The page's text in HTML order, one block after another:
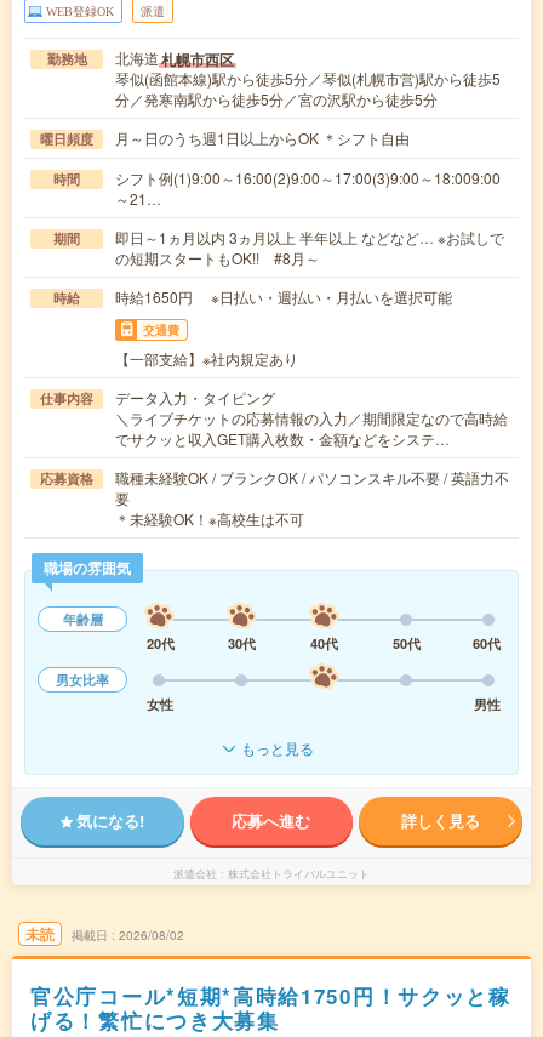
WEB登録OK 派遣
勤務地 北海道札幌市西区
琴似(函館本線)駅から徒歩5分／琴似(札幌市営)駅から徒歩5
分／発寒南駅から徒歩5分／宮の沢駅から徒歩5分
曜日頻度 月～日のうち週1日以上からOK ＊シフト自由
時間
シフト例(1)9:00～16:00(2)9:00～17:00(3)9:00～18:009:00
～21…
期間
即日～1ヵ月以内 3ヵ月以上 半年以上 などなど… ※お試しで
の短期スタートもOK!! #8月～
時給 時給1650円 ※日払い・週払い・月払いを選択可能
交通費
【一部支給】※社内規定あり
仕事内容
データ入力・タイピング
＼ライブチケットの応募情報の入力／期間限定なので高時給
でサクッと収入GET購入枚数・金額などをシステ…
応募資格
職種未経験OK / ブランクOK / パソコンスキル不要 / 英語力不
要
＊未経験OK！※高校生は不可
職場の雰囲気
年齢層
20代
30代 40代 50代
60代
男女比率
女性
男性
もっと見る
気になる! 応募へ進む 詳しく見る
派遣会社 株式会社トライバルユニット
未読 掲載日 2026/08/02
官公庁コール*短期*高時給1750円！サクッと稼
げる！繁忙につき大募集